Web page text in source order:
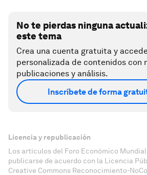
No te pierdas ninguna
este tema
Crea una cuenta gratuita y
personalizada de contenidos con
publicaciones y análisis.
Inscríbete de forma
Licencia y republicación
Los artículos del Foro Económico
publicarse de acuerdo con la Licencia
Creative Commons Reconocimiento-